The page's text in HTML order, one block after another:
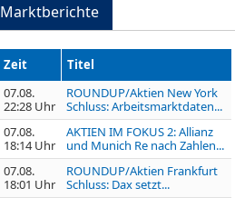
Marktberichte
Zeit
Titel
07.08.
22:28 Uhr
ROUNDUP/Aktien New York
Schluss: Arbeitsmarktdaten...
07.08.
18:14 Uhr
AKTIEN IM FOKUS 2: Allianz
und Munich Re nach Zahlen...
07.08.
18:01 Uhr
ROUNDUP/Aktien Frankfurt
Schluss: Dax setzt...